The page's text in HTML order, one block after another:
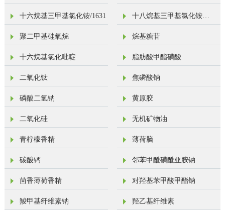
十六烷基三甲基氯化铵/1631 十八烷基三甲基氯化铵
（1831）
聚二甲基硅氧烷 烷基糖苷
十六烷基氯化吡啶 脂肪酸甲酯磺酸
二氧化钛 焦磷酸钠
磷酸二氢钠 黄原胶
二氧化硅 无机矿物油
青柠檬香精 薄荷脑
碳酸钙 邻苯甲酰磺酰亚胺钠
茴香薄荷香精 对羟基苯甲酸甲酯钠
羧甲基纤维素钠 羟乙基纤维素